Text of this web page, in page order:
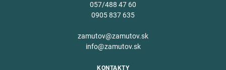
057/488 47 60
0905 837 635
zamutov@zamutov.sk
info@zamutov.sk
KONTAKTY